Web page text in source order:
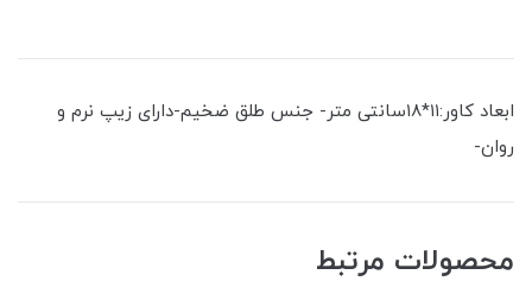
ابعاد کاور:۱۱*۱۸سانتی متر- جنس طلق ضخیم-دارای زیپ نرم و
روان-
محصولات مرتبط